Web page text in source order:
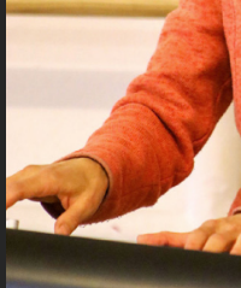
Frauen und
finden. Wir sind
engagieren sich
anhin wenig
Und ich kann
gemeinsam!»
der Vorbereitung
Dachverband,